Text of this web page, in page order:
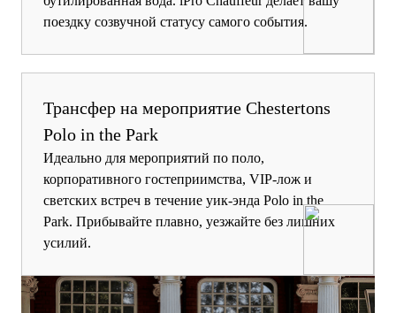
поездку созвучной статусу самого события.
Трансфер на мероприятие Chestertons
Polo in the Park
Идеально для мероприятий по поло,
корпоративного гостеприимства, VIP-лож и
светских встреч в течение уик-энда Polo in the
Park. Прибывайте плавно, уезжайте без лишних
усилий.